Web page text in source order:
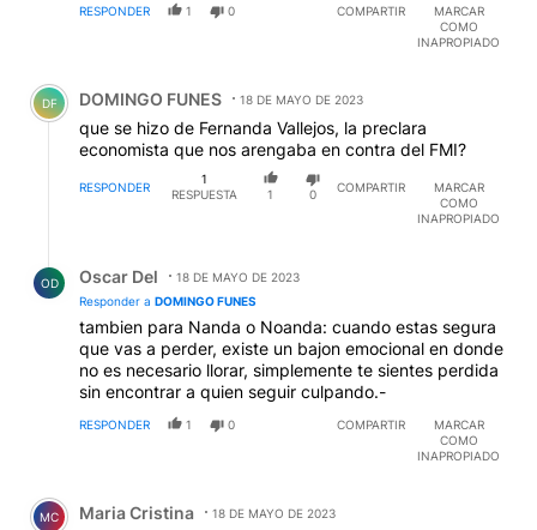
RESPONDER 1 0 COMPARTIR
MARCAR
COMO
INAPROPIADO
Comentario de DOMINGO FUNES.
DF DOMINGO FUNES 18 DE MAYO DE 2023
que se hizo de Fernanda Vallejos, la preclara
economista que nos arengaba en contra del FMI?
RESPONDER
1
RESPUESTA
1 0
COMPARTIR
MARCAR
COMO
INAPROPIADO
OD Oscar Del
18 DE MAYO DE 2023
Responder a DOMINGO FUNES
tambien para Nanda o Noanda: cuando estas segura
que vas a perder, existe un bajon emocional en donde
no es necesario llorar, simplemente te sientes perdida
sin encontrar a quien seguir culpando.-
RESPONDER 1 0 COMPARTIR
MARCAR
COMO
INAPROPIADO
Comentario de Maria Cristina.
MC Maria Cristina 18 DE MAYO DE 2023